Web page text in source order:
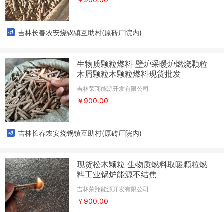
吉林长春农安烧锅镇互助村(原砖厂院内)
生物质颗粒燃料 壁炉采暖炉燃烧颗粒
木屑颗粒木颗粒燃料现货批发
吉林荣翔能源开发有限公司
￥900.00
吉林长春农安烧锅镇互助村(原砖厂院内)
现货松木颗粒 生物质燃料取暖颗粒燃
料工业锅炉能源不结焦
吉林荣翔能源开发有限公司
￥900.00